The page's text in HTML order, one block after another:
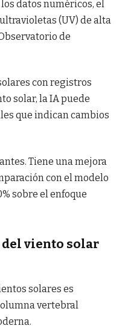
datos numéricos, el
(UV) de alta
de
con registros
solar, la IA puede
que indican cambios
Tiene una mejora
con el modelo
sobre el enfoque
viento solar
solares es
vertebral